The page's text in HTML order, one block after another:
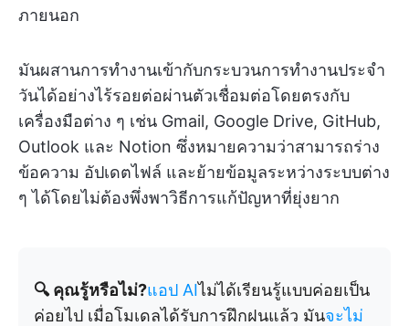
ภายนอก
มันผสานการทำงานเข้ากับกระบวนการทำงานประจำ
วันได้อย่างไร้รอยต่อผ่านตัวเชื่อมต่อโดยตรงกับ
เครื่องมือต่าง ๆ เช่น Gmail, Google Drive, GitHub,
Outlook และ Notion ซึ่งหมายความว่าสามารถร่าง
ข้อความ อัปเดตไฟล์ และย้ายข้อมูลระหว่างระบบต่าง
ๆ ได้โดยไม่ต้องพึ่งพาวิธีการแก้ปัญหาที่ยุ่งยาก
🔍 คุณรู้หรือไม่?แอป AIไม่ได้เรียนรู้แบบค่อยเป็น
ค่อยไป เมื่อโมเดลได้รับการฝึกฝนแล้ว มันจะไม่